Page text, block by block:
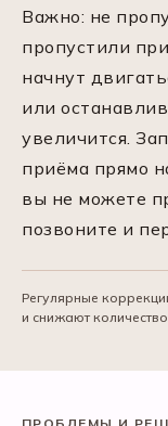
Важно: не
пропустили
начнут
или
увеличится.
приёма прямо
вы не можете
позвоните и
Регулярные
и снижают